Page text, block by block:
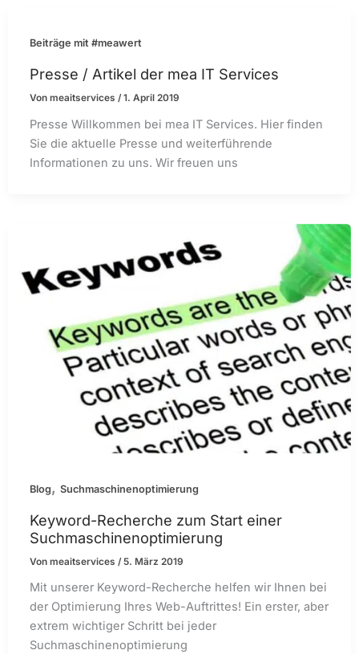
Beiträge mit #meawert
Presse / Artikel der mea IT Services
Vonmeaitservices/1. April 2019
Presse Willkommen bei mea IT Services. Hier finden
Sie die aktuelle Presse und weiterführende
Informationen zu uns. Wir freuen uns
Blog,Suchmaschinenoptimierung
Keyword-Recherche zum Start einer
Suchmaschinenoptimierung
Vonmeaitservices /5. März 2019
Mit unserer Keyword-Recherche helfen wir Ihnen bei
der Optimierung Ihres Web-Auftrittes! Ein erster, aber
extrem wichtiger Schritt bei jeder
Suchmaschinenoptimierung